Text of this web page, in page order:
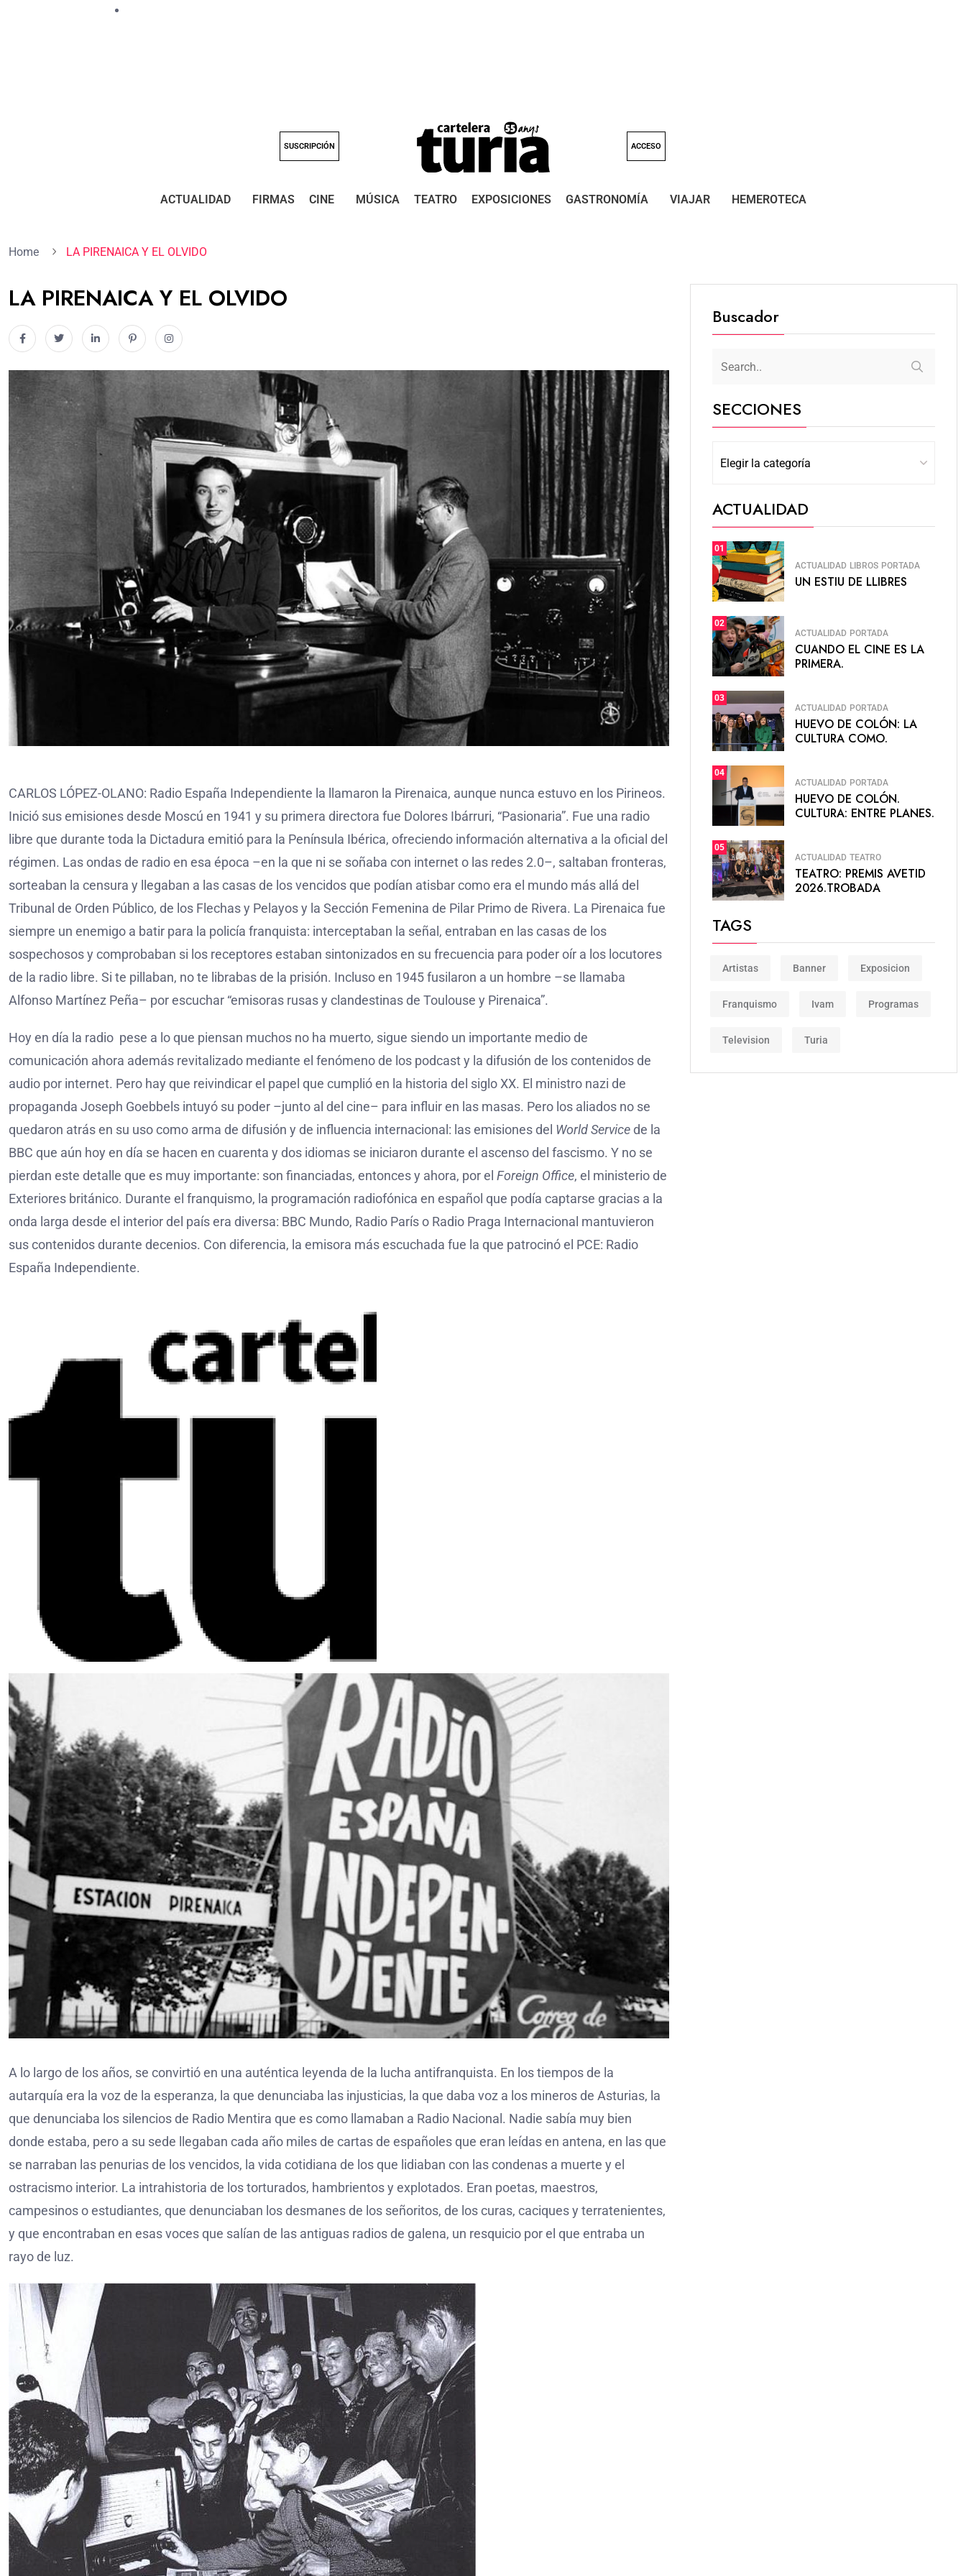
SUSCRIPCIÓN ACCESO
ACTUALIDAD FIRMAS CINE MÚSICA TEATRO EXPOSICIONES GASTRONOMÍA VIAJAR HEMEROTECA
Home LA PIRENAICA Y EL OLVIDO
LA PIRENAICA Y EL OLVIDO
CARLOS LÓPEZ-OLANO: Radio España Independiente la llamaron la Pirenaica, aunque nunca estuvo en los Pirineos.
Inició sus emisiones desde Moscú en 1941 y su primera directora fue Dolores Ibárruri, “Pasionaria”. Fue una radio
libre que durante toda la Dictadura emitió para la Península Ibérica, ofreciendo información alternativa a la oficial del
régimen. Las ondas de radio en esa época –en la que ni se soñaba con internet o las redes 2.0–, saltaban fronteras,
sorteaban la censura y llegaban a las casas de los vencidos que podían atisbar como era el mundo más allá del
Tribunal de Orden Público, de los Flechas y Pelayos y la Sección Femenina de Pilar Primo de Rivera. La Pirenaica fue
siempre un enemigo a batir para la policía franquista: interceptaban la señal, entraban en las casas de los
sospechosos y comprobaban si los receptores estaban sintonizados en su frecuencia para poder oír a los locutores
de la radio libre. Si te pillaban, no te librabas de la prisión. Incluso en 1945 fusilaron a un hombre –se llamaba
Alfonso Martínez Peña– por escuchar “emisoras rusas y clandestinas de Toulouse y Pirenaica”.
Hoy en día la radio pese a lo que piensan muchos no ha muerto, sigue siendo un importante medio de
comunicación ahora además revitalizado mediante el fenómeno de los podcast y la difusión de los contenidos de
audio por internet. Pero hay que reivindicar el papel que cumplió en la historia del siglo XX. El ministro nazi de
propaganda Joseph Goebbels intuyó su poder –junto al del cine– para influir en las masas. Pero los aliados no se
quedaron atrás en su uso como arma de difusión y de influencia internacional: las emisiones del World Servicede la
BBC que aún hoy en día se hacen en cuarenta y dos idiomas se iniciaron durante el ascenso del fascismo. Y no se
pierdan este detalle que es muy importante: son financiadas, entonces y ahora, por el Foreign Office, el ministerio de
Exteriores británico. Durante el franquismo, la programación radiofónica en español que podía captarse gracias a la
onda larga desde el interior del país era diversa: BBC Mundo, Radio París o Radio Praga Internacional mantuvieron
sus contenidos durante decenios. Con diferencia, la emisora más escuchada fue la que patrocinó el PCE: Radio
España Independiente.
A lo largo de los años, se convirtió en una auténtica leyenda de la lucha antifranquista. En los tiempos de la
autarquía era la voz de la esperanza, la que denunciaba las injusticias, la que daba voz a los mineros de Asturias, la
que denunciaba los silencios de Radio Mentira que es como llamaban a Radio Nacional. Nadie sabía muy bien
donde estaba, pero a su sede llegaban cada año miles de cartas de españoles que eran leídas en antena, en las que
se narraban las penurias de los vencidos, la vida cotidiana de los que lidiaban con las condenas a muerte y el
ostracismo interior. La intrahistoria de los torturados, hambrientos y explotados. Eran poetas, maestros,
campesinos o estudiantes, que denunciaban los desmanes de los señoritos, de los curas, caciques y terratenientes,
y que encontraban en esas voces que salían de las antiguas radios de galena, un resquicio por el que entraba un
rayo de luz.
Buscador
SECCIONES
ACTUALIDAD
01
ACTUALIDAD LIBROS PORTADA
UN ESTIU DE LLIBRES
02
ACTUALIDAD PORTADA
CUANDO EL CINE ES LA
PRIMERA.
03
ACTUALIDAD PORTADA
HUEVO DE COLÓN: LA
CULTURA COMO.
04
ACTUALIDAD PORTADA
HUEVO DE COLÓN.
CULTURA: ENTRE PLANES.
05
ACTUALIDAD TEATRO
TEATRO: PREMIS AVETID
2026.TROBADA
TAGS
Artistas Banner Exposicion
Franquismo Ivam Programas
Television Turia